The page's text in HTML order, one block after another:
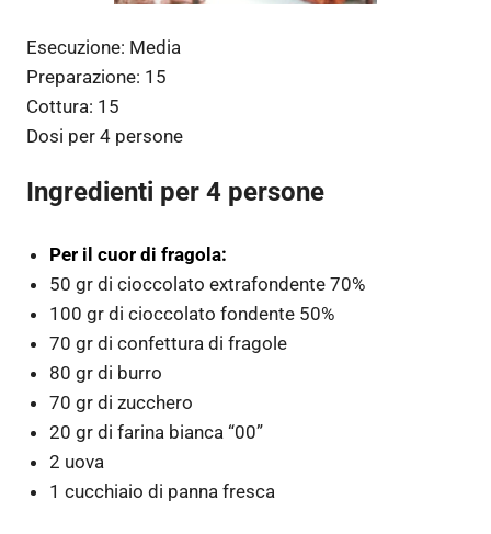
Esecuzione: Media
Preparazione: 15
Cottura: 15
Dosi per 4 persone
Ingredienti per 4 persone
Per il cuor di fragola:
50 gr di cioccolato extrafondente 70%
100 gr di cioccolato fondente 50%
70 gr di confettura di fragole
80 gr di burro
70 gr di zucchero
20 gr di farina bianca “00”
2 uova
1 cucchiaio di panna fresca